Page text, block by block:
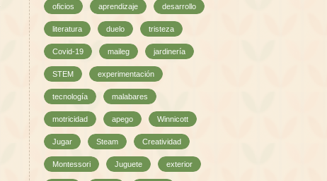
oficios aprendizaje desarrollo
literatura duelo tristeza
Covid-19 maileg jardinería
STEM experimentación
tecnología malabares
motricidad apego Winnicott
Jugar Steam Creatividad
Montessori Juguete exterior